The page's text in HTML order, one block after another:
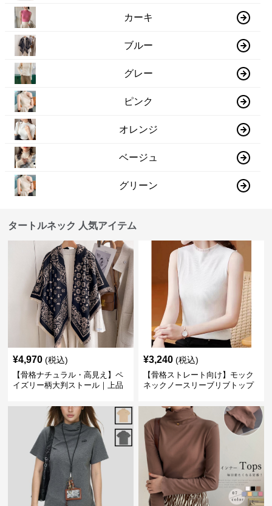
カーキ
ブルー
グレー
ピンク
オレンジ
ベージュ
グリーン
タートルネック 人気アイテム
¥4,970 (税込)
【骨格ナチュラル・高見え】ペ
イズリー柄大判ストール｜上品
¥3,240 (税込)
【骨格ストレート向け】モック
ネックノースリーブリブトップ